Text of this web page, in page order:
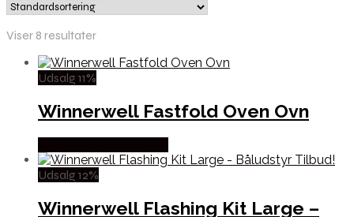
Viser 8 resultater
Udsalg 11%
Winnerwell Fastfold Oven Ovn
Udsalg 12%
Winnerwell Flashing Kit Large –